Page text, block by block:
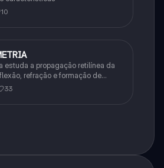
10
estuda a propagação retilínea da
refração e formação de
e lentes. Usa princípios como
e Fermat.
33